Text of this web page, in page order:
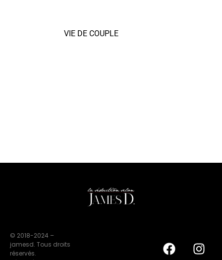
VIE DE COUPLE
© 2018-2024 –
jamesd. Tous droits
réservés.